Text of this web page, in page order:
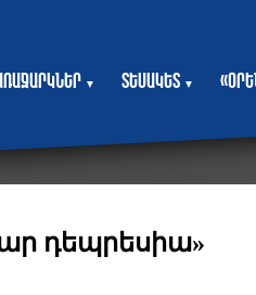
▼ Տեսակետ ▼
դեպրեսիա»